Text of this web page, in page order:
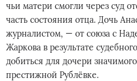
чьи матери смогли через суд
часть состояния отца. Дочь
журналистом, — от союза с
Жаркова в результате
добиться для дочери
престижной Рублёвке.